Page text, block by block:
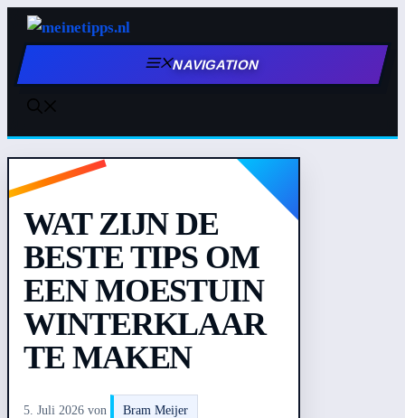
Zum
Inhalt
springen
NAVIGATION
WAT ZIJN DE
BESTE TIPS OM
EEN MOESTUIN
WINTERKLAAR
TE MAKEN
5. Juli 2026 von Bram Meijer